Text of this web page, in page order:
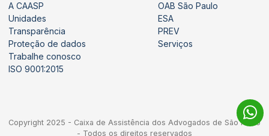
A CAASP
Unidades
Transparência
Proteção de dados
Trabalhe conosco
ISO 9001:2015
OAB São Paulo
ESA
PREV
Serviços
Copyright 2025 - Caixa de Assistência dos Advogados de São Paulo
- Todos os direitos reservados